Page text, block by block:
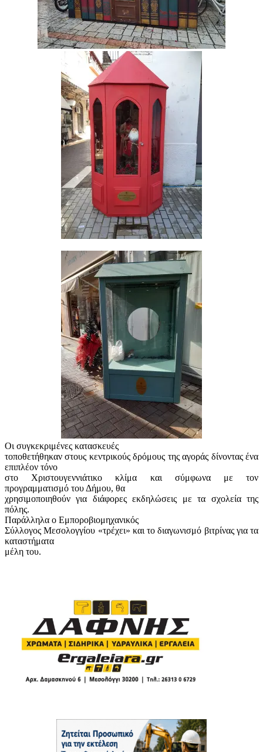
Οι συγκεκριμένες κατασκευές
τοποθετήθηκαν στους κεντρικούς δρόμους της αγοράς δίνοντας ένα
επιπλέον τόνο
στο Χριστουγεννιάτικο κλίμα και σύμφωνα με τον
προγραμματισμό του Δήμου, θα
χρησιμοποιηθούν για διάφορες εκδηλώσεις με τα σχολεία της
πόλης.
Παράλληλα ο Εμποροβιομηχανικός
Σύλλογος Μεσολογγίου «τρέχει» και το διαγωνισμό βιτρίνας για τα
καταστήματα
μέλη του.